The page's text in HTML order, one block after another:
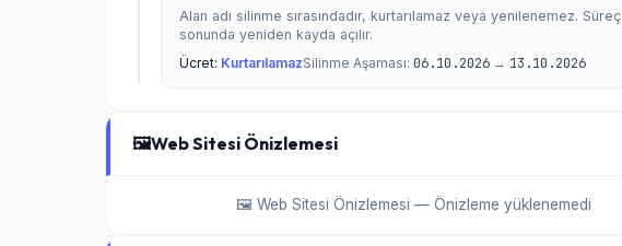
Alan adı silinme sırasındadır, kurtarılamaz veya yenilenemez. Süreç
sonunda yeniden kayda açılır.
Ücret: KurtarılamazSilinme Aşaması: 06.10.2026 → 13.10.2026
🖼️Web Sitesi Önizlemesi
🖼️ Web Sitesi Önizlemesi — Önizleme yüklenemedi